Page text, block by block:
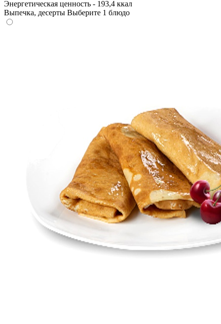
Энергетическая ценность - 193,4 ккал
Выпечка, десерты Выберите 1 блюдо